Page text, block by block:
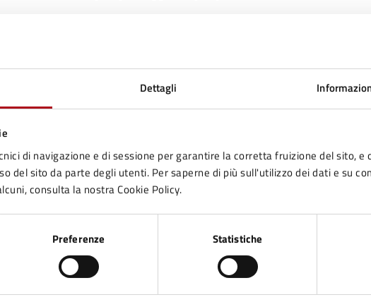
Dettagli
di navigazione e di sessione per garantire la corretta fruizione del sito, e
del sito da parte degli utenti. Per saperne di più sull'utilizzo dei dati e su
consulta la nostra Cookie Policy.
Preferenze Statistiche
allo sportello: 10 minuti
immediato
presentazione della domanda è gratuita ad eccezione del
di segreteria
Accedi al servizio